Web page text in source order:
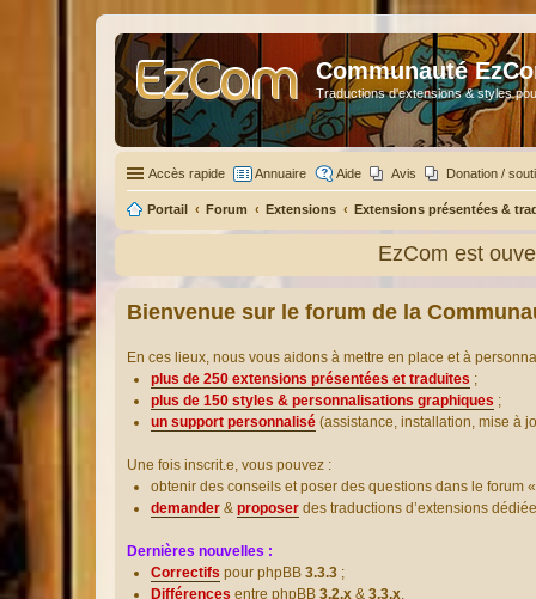
Communauté
Traductions d'extensions & styles
Accès rapide Annuaire Aide Avis Donation /
Portail Forum Extensions Extensions présentées &
EzCom est
Bienvenue sur le forum de la
En ces lieux, nous vous aidons à mettre en place et à
plus de 250 extensions présentées et traduites ;
plus de 150 styles & personnalisations graphiques ;
un support personnalisé (assistance, installation, mise à
Une fois inscrit.e, vous pouvez :
obtenir des conseils et poser des questions dans le forum «
demander & proposer des traductions d’extensions
Dernières nouvelles :
Correctifs pour phpBB 3.3.3 ;
Différences entre phpBB 3.2.x & 3.3.x.